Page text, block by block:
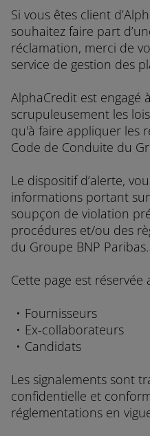
Si vous êtes client
souhaitez faire part
réclamation, merci de
service de gestion des
AlphaCredit est engagé
scrupuleusement les
qu'à faire appliquer les
Code de Conduite du
Le dispositif d’alerte,
informations portant
soupçon de violation
procédures et/ou des
du Groupe BNP Paribas.
Cette page est réservée
Fournisseurs
Ex-collaborateurs
Candidats
Les signalements sont
confidentielle et
réglementations en